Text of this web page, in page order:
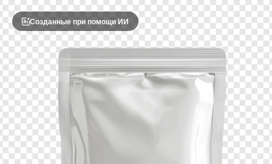
Созданные при помощи ИИ